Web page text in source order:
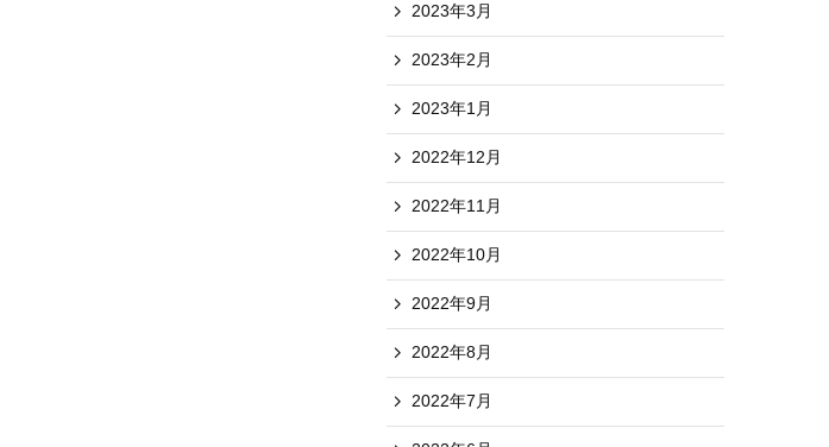
2023年3月
2023年2月
2023年1月
2022年12月
2022年11月
2022年10月
2022年9月
2022年8月
2022年7月